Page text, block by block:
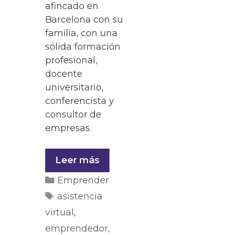
afincado en
Barcelona con su
familia, con una
sólida formación
profesional,
docente
universitario,
conferencista y
consultor de
empresas.
Leer más
Emprender
asistencia
virtual ,
emprendedor,